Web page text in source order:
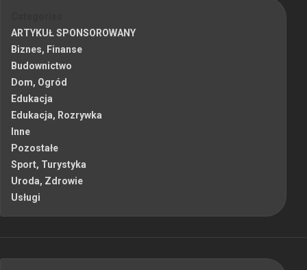
ARTYKUŁ SPONSOROWANY
Biznes, Finanse
Budownictwo
Dom, Ogród
Edukacja
Edukacja, Rozrywka
Inne
Pozostałe
Sport, Turystyka
Uroda, Zdrowie
Usługi